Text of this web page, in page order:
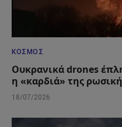
ΚΌΣΜΟΣ
Ουκρανικά drones
η «καρδιά» της
18/07/2026